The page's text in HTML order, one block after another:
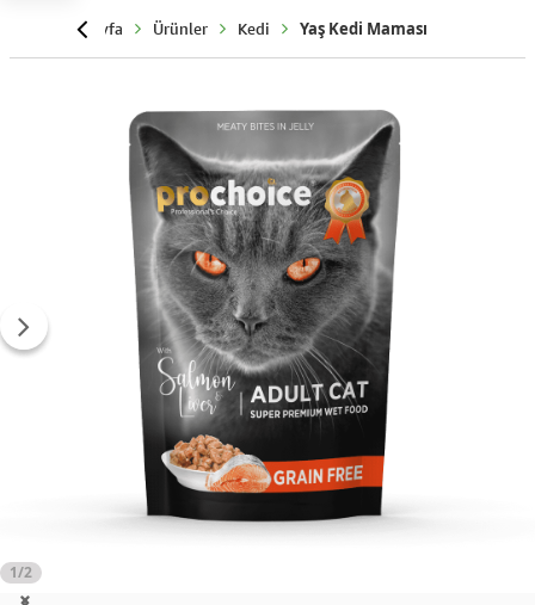
Anasayfa Ürünler Kedi Yaş Kedi Maması
1/2